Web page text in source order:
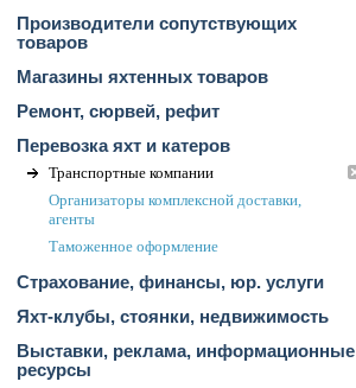
Производители сопутствующих
товаров
Магазины яхтенных товаров
Ремонт, сюрвей, рефит
Перевозка яхт и катеров
Транспортные компании
Организаторы комплексной доставки,
агенты
Таможенное оформление
Страхование, финансы, юр. услуги
Яхт-клубы, стоянки, недвижимость
Выставки, реклама, информационные
ресурсы